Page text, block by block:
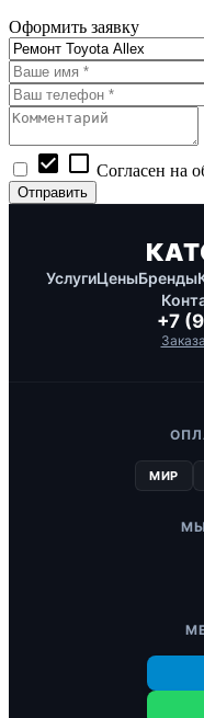
Оформить заявку
check_box check_box_outline_blank Согласен на
УслугиЦеныБренды
+7
МИР